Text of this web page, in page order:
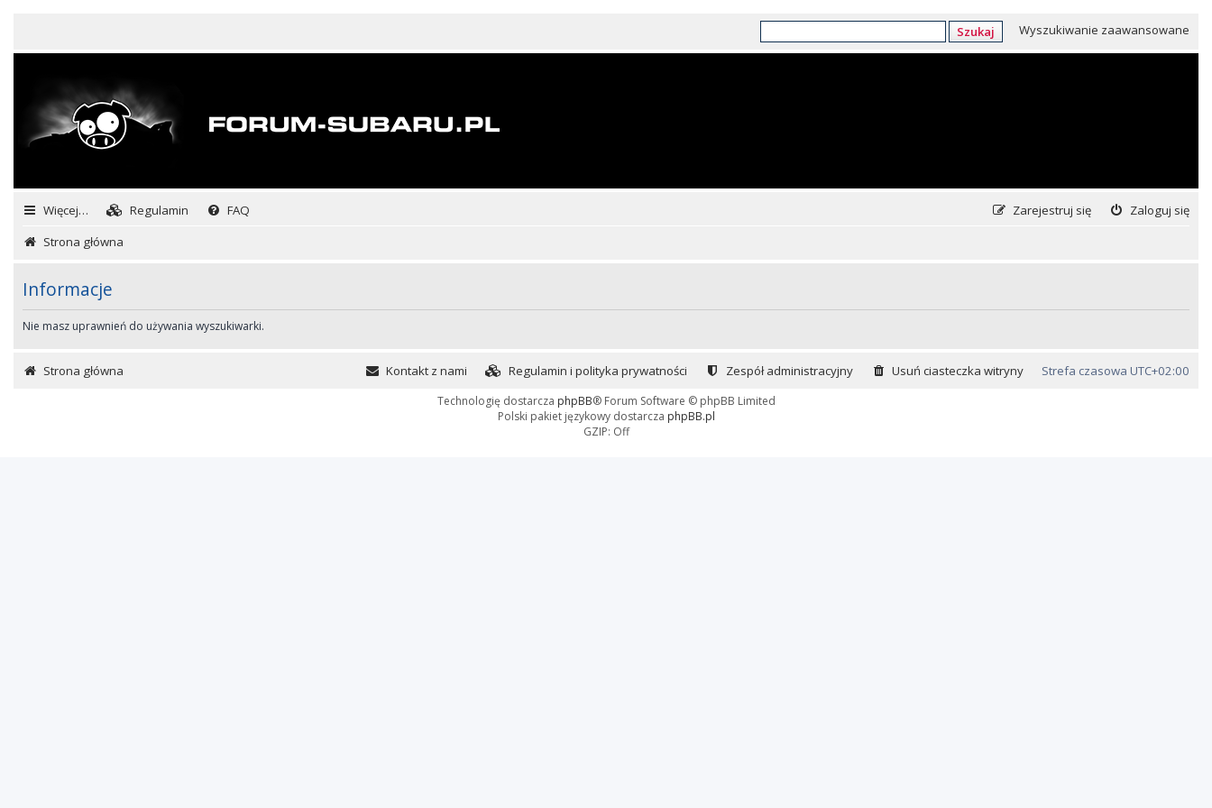
Szukaj Wyszukiwanie zaawansowane
Więcej… Regulamin FAQ Zaloguj się
Zarejestruj się
Strona główna
Informacje
Nie masz uprawnień do używania wyszukiwarki.
Strona główna Strefa czasowa UTC+02:00
Usuń ciasteczka witryny
Zespół administracyjny
Regulamin i polityka prywatności
Kontakt z nami
Technologię dostarcza phpBB® Forum Software © phpBB Limited
Polski pakiet językowy dostarcza phpBB.pl
GZIP: Off